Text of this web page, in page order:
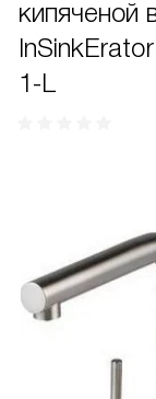
кипяченой
1-L